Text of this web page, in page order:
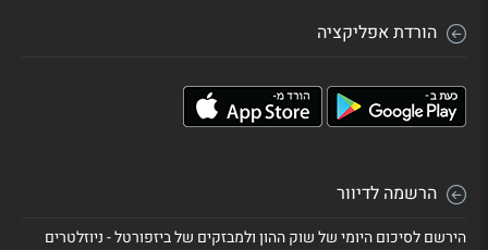
הורדת אפליקציה
הרשמה לדיוור
הירשם לסיכום היומי של שוק ההון ולמבזקים של ביזפורטל - ניוזלטרים